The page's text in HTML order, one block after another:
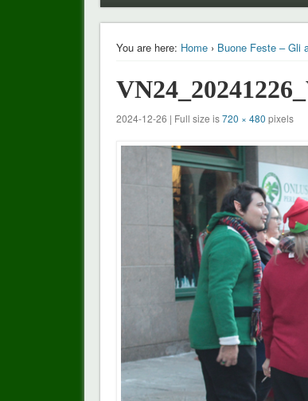
You are here: Home› Buone Feste – Gli
2024-12-26 | Full size is720 × 480 pixels